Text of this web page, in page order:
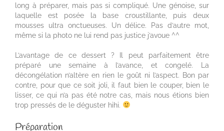
long à préparer, mais pas si compliqué. Une génoise, sur
laquelle est posée la base croustillante, puis deux
mousses ultra onctueuses. Un délice. Pas d’autre mot,
même si la photo ne lui rend pas justice j’avoue ^^
L’avantage de ce dessert ? Il peut parfaitement être
préparé une semaine à l’avance, et congelé. La
décongélation n’altère en rien le goût ni l’aspect. Bon par
contre, pour que ce soit joli, il faut bien le couper, bien le
lisser, ce qui n’a pas été notre cas, mais nous étions bien
trop pressés de le déguster hihi.
Préparation